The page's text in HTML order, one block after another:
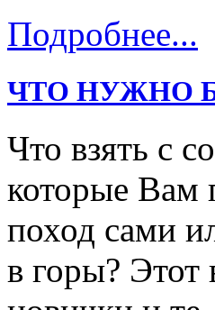
Подробнее...
ЧТО НУЖНО
Что взять с
которые Вам
поход сами
в горы? Этот